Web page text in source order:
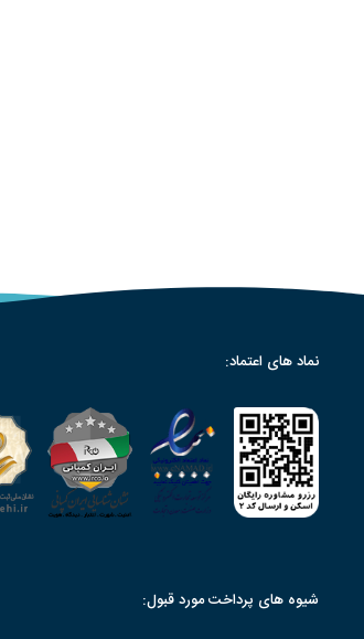
نماد های اعتماد:
شیوه های پرداخت مورد قبول: